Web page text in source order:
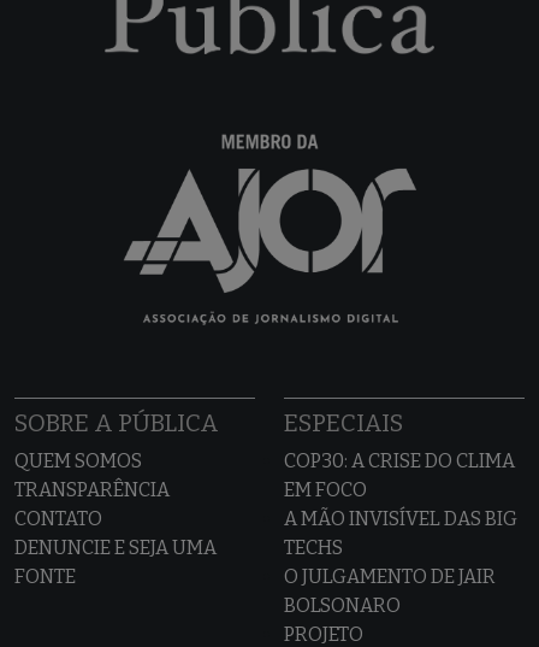
SOBRE A PÚBLICA
QUEM SOMOS
TRANSPARÊNCIA
CONTATO
DENUNCIE E SEJA UMA
FONTE
ESPECIAIS
COP30: A CRISE DO CLIMA
EM FOCO
A MÃO INVISÍVEL DAS BIG
TECHS
O JULGAMENTO DE JAIR
BOLSONARO
PROJETO